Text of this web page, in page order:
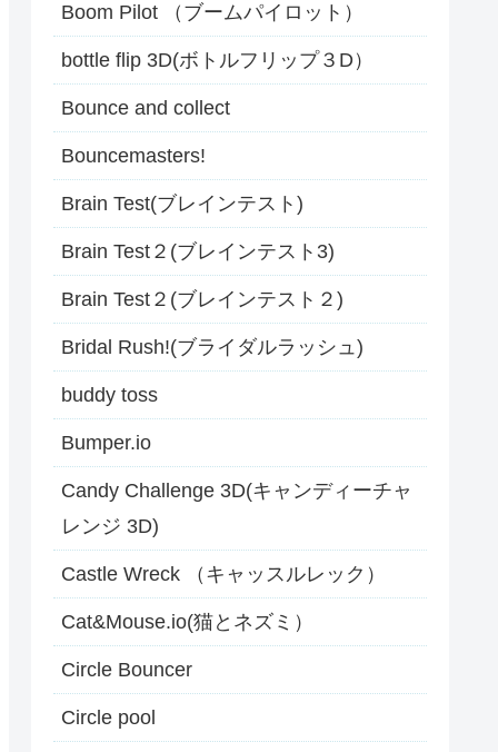
Boom Pilot （ブームパイロット）
bottle flip 3D(ボトルフリップ３D）
Bounce and collect
Bouncemasters!
Brain Test(ブレインテスト)
Brain Test２(ブレインテスト3)
Brain Test２(ブレインテスト２)
Bridal Rush!(ブライダルラッシュ)
buddy toss
Bumper.io
Candy Challenge 3D(キャンディーチャ
レンジ 3D)
Castle Wreck （キャッスルレック）
Cat&Mouse.io(猫とネズミ）
Circle Bouncer
Circle pool